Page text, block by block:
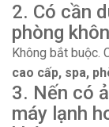
2. Có cần
phòng
Không bắt buộc.
cao cấp, spa,
3. Nến có
máy lạnh